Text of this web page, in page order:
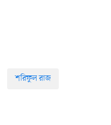
শরিফুল রাজ